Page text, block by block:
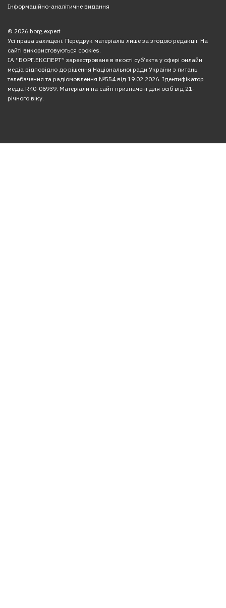
Інформаційно-аналітичне видання
© 2026 borg.expert
Усі права захищені. Передрук матеріалів лише за згодою редакції. На
сайті використовуються cookies.
ІА “БОРГ.ЕКСПЕРТ” зареєстроване в якості суб’єкта у сфері онлайн
медіа відповідно до рішення Національної ради України з питань
телебачення та радіомовлення №554 від 19.02.2026. Ідентифікатор
медіа R40-06939. Матеріали на сайті призначені для осіб від 21-
річного віку.